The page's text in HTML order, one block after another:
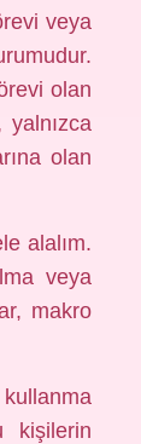
veya
olan
olan
alalım.
veya
makro
kişilerin